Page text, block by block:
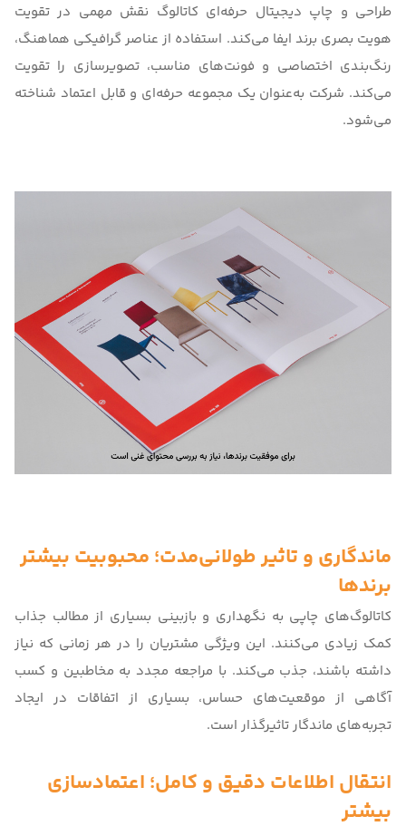
طراحی و چاپ دیجیتال حرفه‌ای کاتالوگ نقش مهمی در تقویت
هویت بصری برند ایفا می‌کند. استفاده از عناصر گرافیکی هماهنگ،
رنگ‌بندی اختصاصی و فونت‌های مناسب، تصویرسازی را تقویت
می‌کند. شرکت به‌عنوان یک مجموعه حرفه‌ای و قابل اعتماد شناخته
می‌شود.
ماندگاری و تاثیر طولانی‌مدت؛ محبوبیت بیشتر
برندها
کاتالوگ‌های چاپی به نگهداری و بازبینی بسیاری از مطالب جذاب
کمک زیادی می‌کنند. این ویژگی مشتریان را در هر زمانی که نیاز
داشته باشند، جذب می‌کند. با مراجعه مجدد به مخاطبین و کسب
آگاهی از موقعیت‌های حساس، بسیاری از اتفاقات در ایجاد‌
تجربه‌های ماندگار تاثیرگذار است.
انتقال اطلاعات دقیق و کامل؛ اعتمادسازی
بیشتر